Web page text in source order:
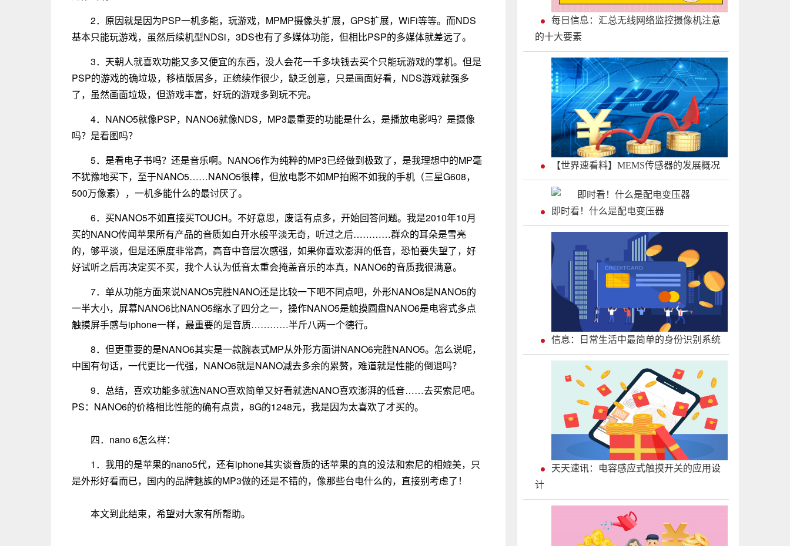
2．原因就是因为PSP一机多能，玩游戏，MPMP摄像头扩展，GPS扩展，WiFi等等。而NDS
基本只能玩游戏，虽然后续机型NDSi，3DS也有了多媒体功能，但相比PSP的多媒体就差远了。
3．天朝人就喜欢功能又多又便宜的东西，没人会花一千多块钱去买个只能玩游戏的掌机。但是
PSP的游戏的确垃圾，移植版居多，正统续作很少，缺乏创意，只是画面好看，NDS游戏就强多
了，虽然画面垃圾，但游戏丰富，好玩的游戏多到玩不完。
4．NANO5就像PSP，NANO6就像NDS，MP3最重要的功能是什么，是播放电影吗？是摄像
吗？是看图吗？
5．是看电子书吗？还是音乐啊。NANO6作为纯粹的MP3已经做到极致了，是我理想中的MP毫
不犹豫地买下，至于NANO5……NANO5很棒，但放电影不如MP拍照不如我的手机（三星G608，
500万像素），一机多能什么的最讨厌了。
6．买NANO5不如直接买TOUCH。不好意思，废话有点多，开始回答问题。我是2010年10月
买的NANO传闻苹果所有产品的音质如白开水般平淡无奇，听过之后…………群众的耳朵是雪亮
的，够平淡，但是还原度非常高，高音中音层次感强，如果你喜欢澎湃的低音，恐怕要失望了，好
好试听之后再决定买不买，我个人认为低音太重会掩盖音乐的本真，NANO6的音质我很满意。
7．单从功能方面来说NANO5完胜NANO还是比较一下吧不同点吧，外形NANO6是NANO5的
一半大小，屏幕NANO6比NANO5缩水了四分之一，操作NANO5是触摸圆盘NANO6是电容式多点
触摸屏手感与iphone一样，最重要的是音质…………半斤八两一个德行。
8．但更重要的是NANO6其实是一款腕表式MP从外形方面讲NANO6完胜NANO5。怎么说呢，
中国有句话，一代更比一代强，NANO6就是NANO减去多余的累赘，难道就是性能的倒退吗？
9．总结，喜欢功能多就选NANO喜欢简单又好看就选NANO喜欢澎湃的低音……去买索尼吧。
PS：NANO6的价格相比性能的确有点贵，8G的1248元，我是因为太喜欢了才买的。
四．nano 6怎么样：
1．我用的是苹果的nano5代，还有iphone其实谈音质的话苹果的真的没法和索尼的相媲美，只
是外形好看而已，国内的品牌魅族的MP3做的还是不错的，像那些台电什么的，直接别考虑了！
本文到此结束，希望对大家有所帮助。
每日信息：汇总无线网络监控摄像机注意
的十大要素
【世界速看料】MEMS传感器的发展概况
即时看！什么是配电变压器
信息：日常生活中最简单的身份识别系统
天天速讯：电容感应式触摸开关的应用设
计